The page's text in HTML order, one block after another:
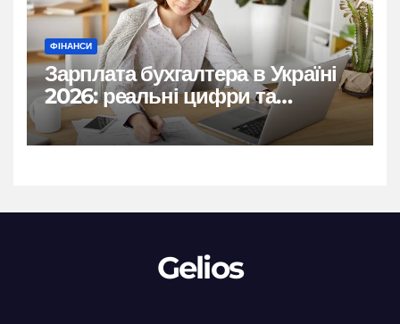
ФІНАНСИ
Зарплата бухгалтера в Україні
2026: реальні цифри та
нюанси
Gelios